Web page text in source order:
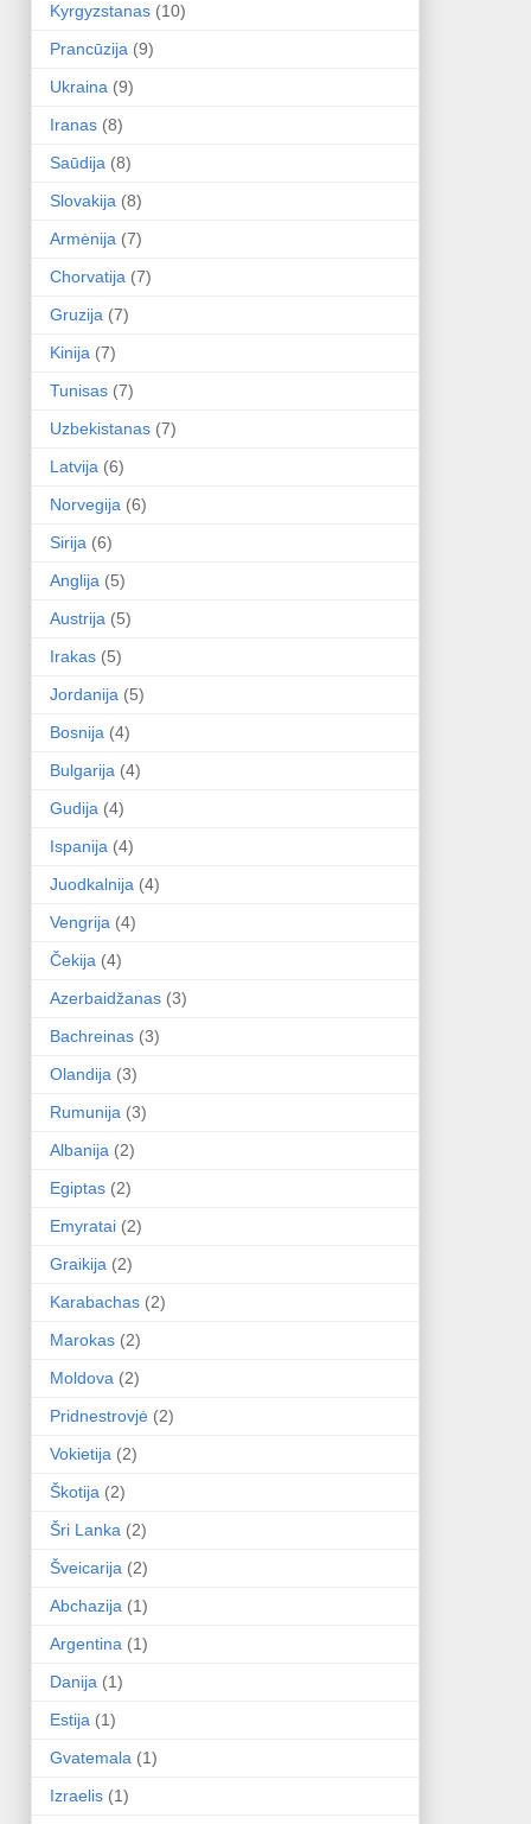
Kyrgyzstanas (10)
Prancūzija (9)
Ukraina (9)
Iranas (8)
Saūdija (8)
Slovakija (8)
Armėnija (7)
Chorvatija (7)
Gruzija (7)
Kinija (7)
Tunisas (7)
Uzbekistanas (7)
Latvija (6)
Norvegija (6)
Sirija (6)
Anglija (5)
Austrija (5)
Irakas (5)
Jordanija (5)
Bosnija (4)
Bulgarija (4)
Gudija (4)
Ispanija (4)
Juodkalnija (4)
Vengrija (4)
Čekija (4)
Azerbaidžanas (3)
Bachreinas (3)
Olandija (3)
Rumunija (3)
Albanija (2)
Egiptas (2)
Emyratai (2)
Graikija (2)
Karabachas (2)
Marokas (2)
Moldova (2)
Pridnestrovjė (2)
Vokietija (2)
Škotija (2)
Šri Lanka (2)
Šveicarija (2)
Abchazija (1)
Argentina (1)
Danija (1)
Estija (1)
Gvatemala (1)
Izraelis (1)